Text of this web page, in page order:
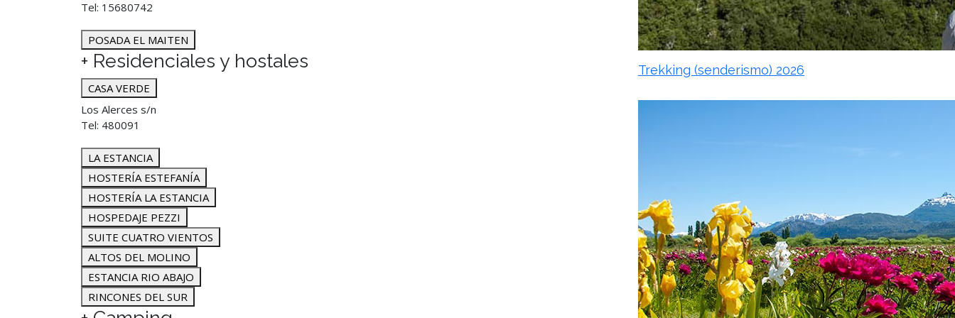
Tel: 15680742
POSADA EL MAITEN
+ Residenciales y hostales
CASA VERDE
Los Alerces s/n
Tel: 480091
LA ESTANCIA
HOSTERÍA ESTEFANÍA
HOSTERÍA LA ESTANCIA
HOSPEDAJE PEZZI
SUITE CUATRO VIENTOS
ALTOS DEL MOLINO
ESTANCIA RIO ABAJO
RINCONES DEL SUR
Trekking (senderismo) 2026